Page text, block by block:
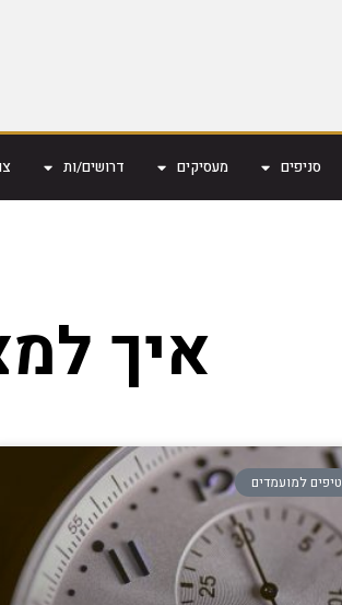
סניפים מעסיקים דרושים/ות
איך
טיפים למועמדים